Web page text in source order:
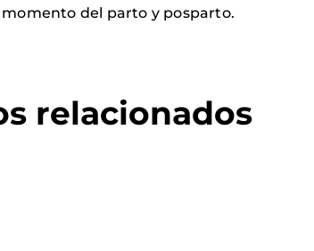
del parto y posparto.
relacionados